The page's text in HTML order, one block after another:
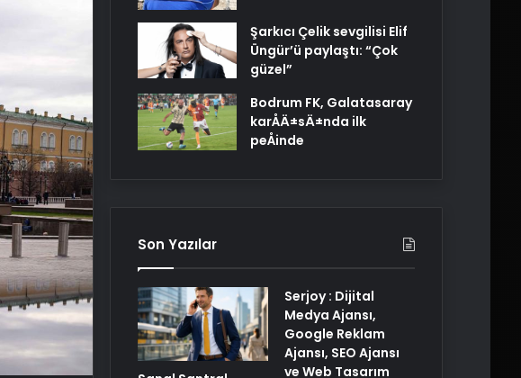
Şarkıcı Çelik sevgilisi Elif
Üngür’ü paylaştı: “Çok
güzel”
Bodrum FK, Galatasaray
karÅÄ±sÄ±nda ilk
peÅinde
Son Yazılar
Serjoy : Dijital
Medya Ajansı,
Google Reklam
Ajansı, SEO Ajansı
ve Web Tasarım